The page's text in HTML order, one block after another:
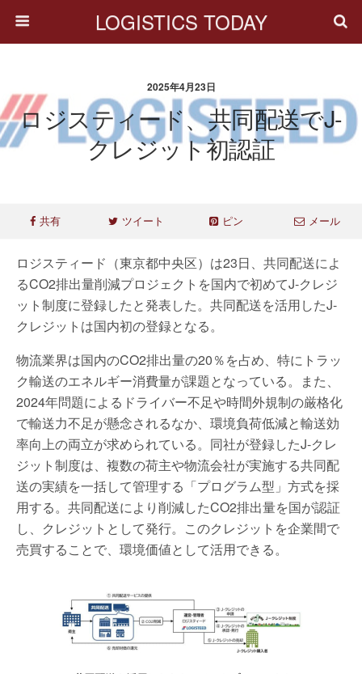
LOGISTICS TODAY
2025年4月23日
ロジスティード、共同配送でJ-
クレジット初認証
共有 ツイート ピン メール
ロジスティード（東京都中央区）は23日、共同配送によ
るCO2排出量削減プロジェクトを国内で初めてJ-クレジ
ット制度に登録したと発表した。共同配送を活用したJ-
クレジットは国内初の登録となる。
物流業界は国内のCO2排出量の20％を占め、特にトラッ
ク輸送のエネルギー消費量が課題となっている。また、
2024年問題によるドライバー不足や時間外規制の厳格化
で輸送力不足が懸念されるなか、環境負荷低減と輸送効
率向上の両立が求められている。同社が登録したJ-クレ
ジット制度は、複数の荷主や物流会社が実施する共同配
送の実績を一括して管理する「プログラム型」方式を採
用する。共同配送により削減したCO2排出量を国が認証
し、クレジットとして発行。このクレジットを企業間で
売買することで、環境価値として活用できる。